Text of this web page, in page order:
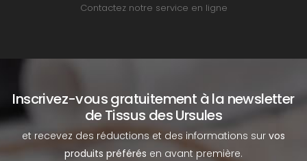
Contactez notre service en ligne
Inscrivez-vous gratuitement à la newsletter
de Tissus des Ursules
et recevez des réductions et des informations sur vos
produits préférés en avant première.